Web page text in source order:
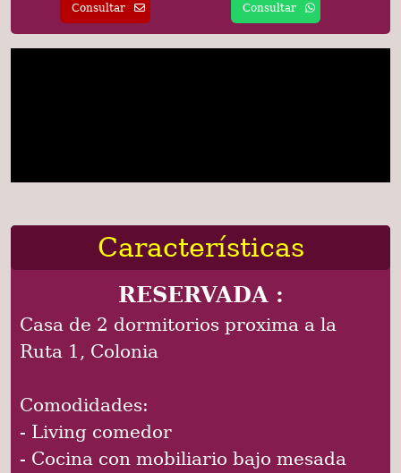
Consultar Consultar
Características
RESERVADA :
Casa de 2 dormitorios proxima a la
Ruta 1, Colonia
Comodidades:
- Living comedor
- Cocina con mobiliario bajo mesada